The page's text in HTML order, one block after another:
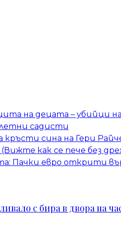
на децата – убийци
садисти
сина на Гери
как се пече без
Пачки евро открити
с бира в двора на